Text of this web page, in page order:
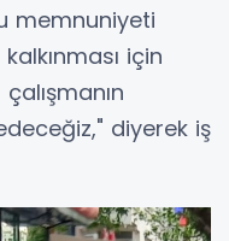
memnuniyeti
için
diyerek iş